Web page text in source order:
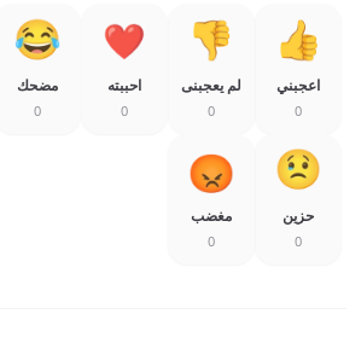
اعجبني
0
لم يعجبنى
0
احببته
0
مضحك
0
حزين
0
مغضب
0